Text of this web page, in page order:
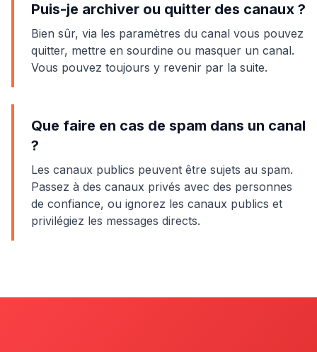
Puis-je archiver ou quitter des canaux ?
Bien sûr, via les paramètres du canal vous pouvez
quitter, mettre en sourdine ou masquer un canal.
Vous pouvez toujours y revenir par la suite.
Que faire en cas de spam dans un canal
?
Les canaux publics peuvent être sujets au spam.
Passez à des canaux privés avec des personnes
de confiance, ou ignorez les canaux publics et
privilégiez les messages directs.